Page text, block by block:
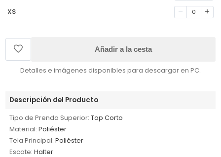
XS 0
Añadir a la cesta
Detalles e imágenes disponibles para descargar en PC.
Descripción del Producto
Tipo de Prenda Superior: Top Corto
Material: Poliéster
Tela Principal: Poliéster
Escote: Halter